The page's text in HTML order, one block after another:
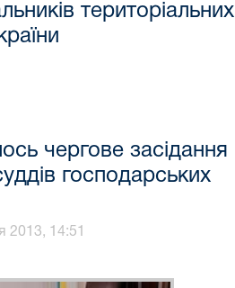
територіальних
чергове засідання
господарських
2013, 14:51